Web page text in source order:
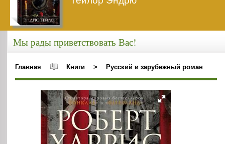
Мы рады приветствовать Вас!
Главная Книги > Русский и зарубежный роман